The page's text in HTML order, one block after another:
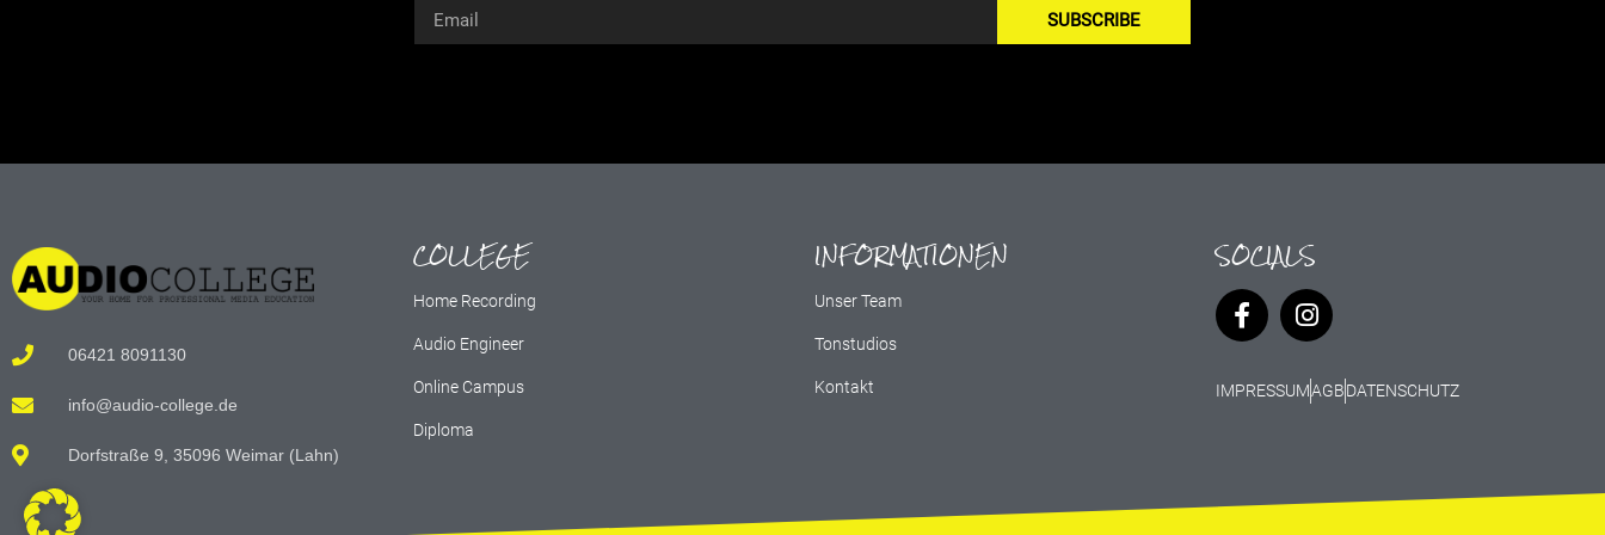
SUBSCRIBE
06421 8091130
info@audio-college.de
Dorfstraße 9, 35096 Weimar (Lahn)
COLLEGE
Home Recording
Audio Engineer
Online Campus
Diploma
INFORMATIONEN
Unser Team
Tonstudios
Kontakt
SOCIALS
IMPRESSUMAGBDATENSCHUTZ